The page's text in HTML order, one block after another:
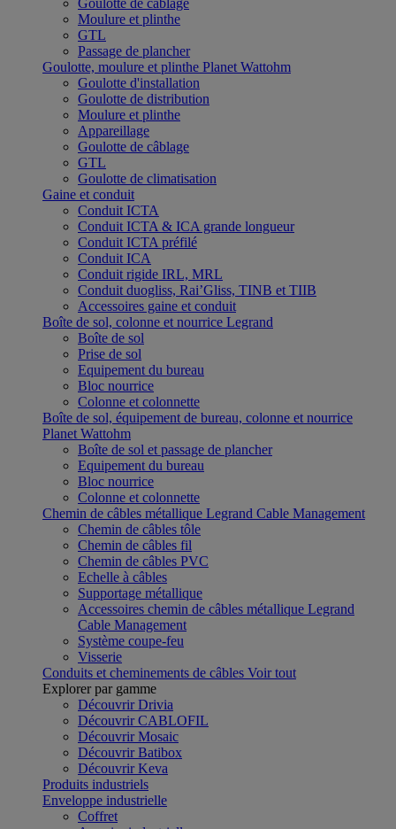
Goulotte de câblage
Moulure et plinthe
GTL
Passage de plancher
Goulotte, moulure et plinthe Planet Wattohm
Goulotte d'installation
Goulotte de distribution
Moulure et plinthe
Appareillage
Goulotte de câblage
GTL
Goulotte de climatisation
Gaine et conduit
Conduit ICTA
Conduit ICTA & ICA grande longueur
Conduit ICTA préfilé
Conduit ICA
Conduit rigide IRL, MRL
Conduit duogliss, Rai’Gliss, TINB et TIIB
Accessoires gaine et conduit
Boîte de sol, colonne et nourrice Legrand
Boîte de sol
Prise de sol
Equipement du bureau
Bloc nourrice
Colonne et colonnette
Boîte de sol, équipement de bureau, colonne et nourrice
Planet Wattohm
Boîte de sol et passage de plancher
Equipement du bureau
Bloc nourrice
Colonne et colonnette
Chemin de câbles métallique Legrand Cable Management
Chemin de câbles tôle
Chemin de câbles fil
Chemin de câbles PVC
Echelle à câbles
Supportage métallique
Accessoires chemin de câbles métallique Legrand
Cable Management
Système coupe-feu
Visserie
Conduits et cheminements de câbles Voir tout
Explorer par gamme
Découvrir Drivia
Découvrir CABLOFIL
Découvrir Mosaic
Découvrir Batibox
Découvrir Keva
Produits industriels
Enveloppe industrielle
Coffret